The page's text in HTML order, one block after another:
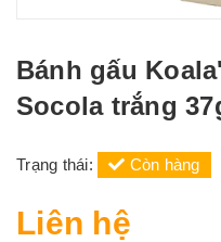
Bánh gấu
Socola trắng
Trạng thái: Còn hàng
Liên hệ